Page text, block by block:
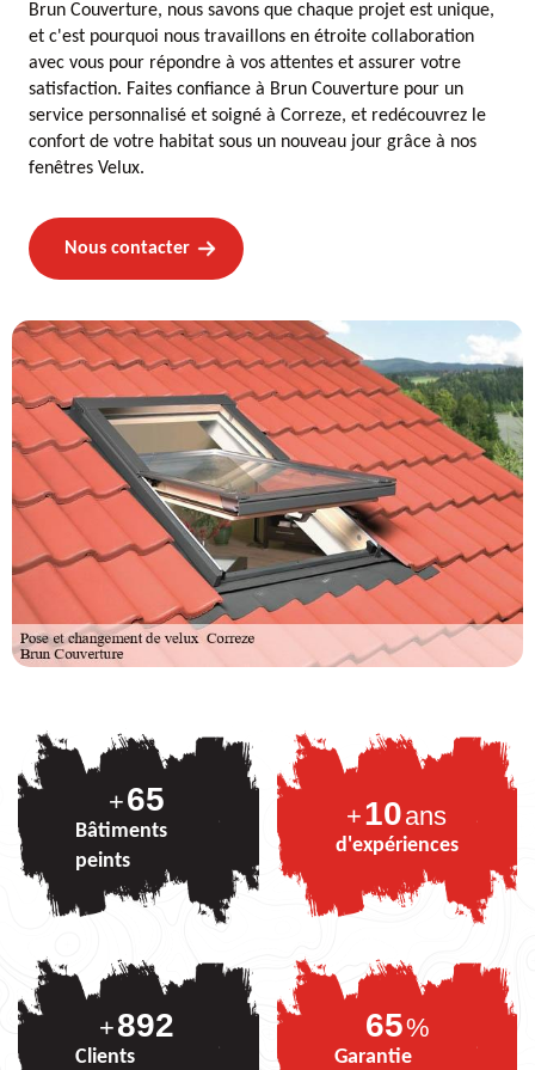
Brun Couverture, nous savons que chaque projet est unique,
et c'est pourquoi nous travaillons en étroite collaboration
avec vous pour répondre à vos attentes et assurer votre
satisfaction. Faites confiance à Brun Couverture pour un
service personnalisé et soigné à Correze, et redécouvrez le
confort de votre habitat sous un nouveau jour grâce à nos
fenêtres Velux.
Nous contacter
+82
Bâtiments
peints
+10ans
d'expériences
+892
Clients
82%
Garantie